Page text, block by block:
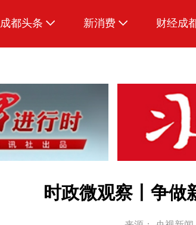
成都头条
本地
国内
头条智造
热点专题
新消费 财经成
时政微观察丨争做